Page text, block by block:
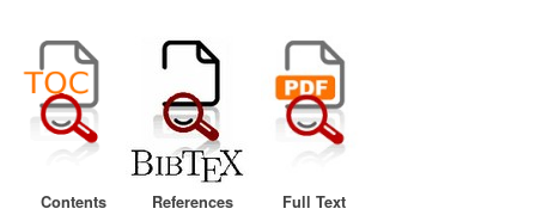
Contents References Full Text